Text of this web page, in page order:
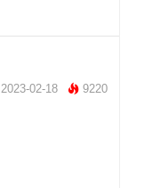
2023-02-18 9220